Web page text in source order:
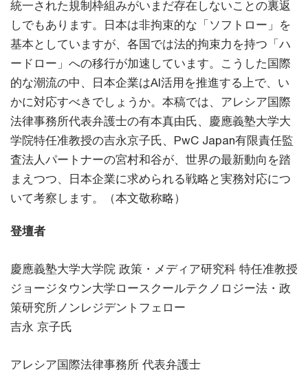
統一された規制枠組みがいまだ存在しないことの裏返
しでもあります。日本は非拘束的な「ソフトロー」を
基本としていますが、各国では法的拘束力を持つ「ハ
ードロー」への移行が加速しています。こうした国際
的な潮流の中、日本企業はAI活用を推進する上で、い
かに対応すべきでしょうか。本稿では、アレシア国際
法律事務所代表弁護士の有本真由氏、慶應義塾大学大
学院特任准教授の吉永京子氏、PwC Japan有限責任監
査法人パートナーの宮村和谷が、世界の最新動向を踏
まえつつ、日本企業に求められる戦略と実務対応につ
いて考察します。（本文敬称略）
登壇者
慶應義塾大学大学院 政策・メディア研究科 特任准教授
ジョージタウン大学ロースクールテクノロジー法・政
策研究所ノンレジデントフェロー
吉永 京子氏
アレシア国際法律事務所 代表弁護士